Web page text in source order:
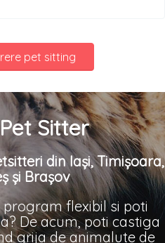
pet sitting
Sitter
din Iași, Timișoara,
și Brașov
program flexibil si poti
De acum, poti castiga
grija de animalute de